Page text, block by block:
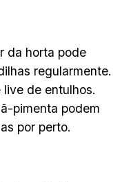
da horta pode
regularmente.
de entulhos.
pimenta podem
por perto.